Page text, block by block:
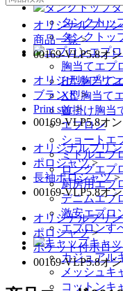
タンクトッ
タンクトッ
エプ
胸当てエプ
H型胸当て
X型胸当て
首掛け胸当
エプロン
ショートエ
ミドルエプ
ロングエプ
厨房用エプ
デニムエプ
激安エプロ
エプロンす
キャ
カジュアル
メッシュキ
コットンキ
オリジナルプリ
商品一覧 >
00169-VLP5.8オ
オリジナルプリ
ブランド >
Print star >
00169-VLP5.8オ
オリジナルプリ
ポロシャツ >
長袖ポロシャツ >
00169-VLP5.8オ
オリジナルプリ
ポロシャツ >
ポケット付ポロ
00169-VLP5.8オ